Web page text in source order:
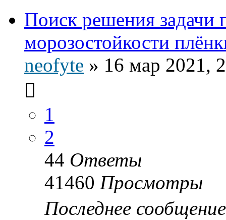
Поиск решения
морозостойкости
neofyte » 16 мар 2021,
1
2
44 Ответы
41460 Просмотры
Последнее